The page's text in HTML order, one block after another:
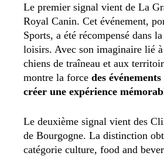
Le premier signal vient de La
Royal Canin. Cet événement,
Sports, a été récompensé dans
loisirs. Avec son imaginaire lié
chiens de traîneau et aux
montre la force des
créer une expérience
Le deuxième signal vient des
de Bourgogne. La distinction
catégorie culture, food and